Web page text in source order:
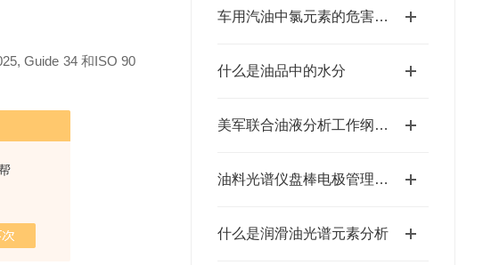
车用汽油中氯元素的危害、来源及检测方法
什么是油品中的水分
美军联合油液分析工作纲要(JOAP)
油料光谱仪盘棒电极管理规范说明
什么是润滑油光谱元素分析
Guide 34 和ISO 90